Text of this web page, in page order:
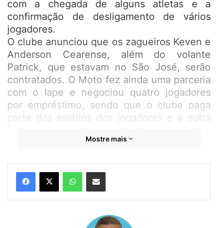
com a chegada de alguns atletas e a
confirmação de desligamento de vários
jogadores.
O clube anunciou que os zagueiros Keven e
Anderson Cearense, além do volante
Patrick, que estavam no São José, serão
contratados. O Moto fez ainda uma parceria
com o Iape e negociou quatro jogadores
por empréstimo, sendo que o clube paga
parte dos salários dos jogadores e a outra
Abu e Codó, o goleiro Moisés e o atacante
O goleiro Matheus, ex-Pinheiro, está de
maranhense pelo clube em 2018 e é fruto
Mostre mais